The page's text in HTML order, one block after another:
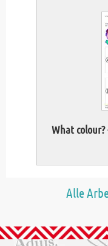
What colour?
Alle